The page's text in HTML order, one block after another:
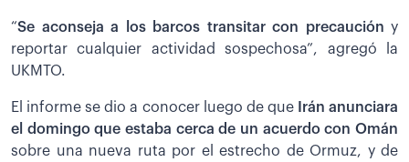
“Se aconseja a los barcos transitar con precaución y
reportar cualquier actividad sospechosa”, agregó la
UKMTO.
El informe se dio a conocer luego de que
Irán anunciara
el domingo que estaba cerca de un acuerdo con Omán
sobre una nueva ruta por el estrecho de Ormuz, y de